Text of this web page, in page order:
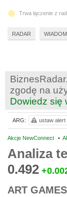
zgodę na
Dowiedz się
Akcje NewConnect •
Analiza
0.492
ART
ARG: ustaw alert
2
Trwa łączenie z
RADAR